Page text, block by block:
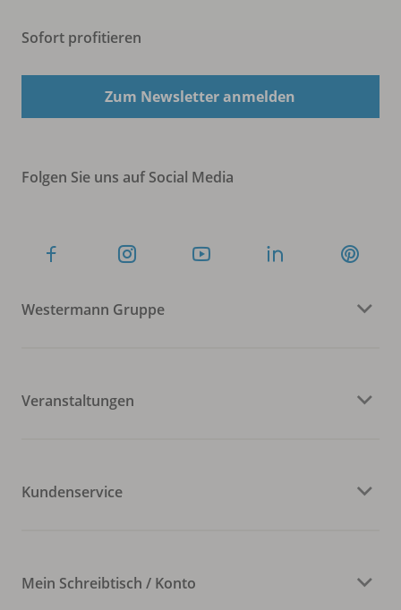
Sofort profitieren
Zum Newsletter anmelden
Folgen Sie uns auf Social Media
Westermann Gruppe
Veranstaltungen
Kundenservice
Mein Schreibtisch / Konto